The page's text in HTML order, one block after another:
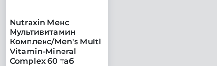
Nutraxin Менс
Мультивитамин
Комплекс/Men's Multi
Vitamin-Mineral
Complex 60 таб